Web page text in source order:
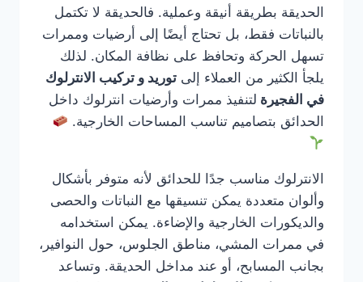
الحديقة بطريقة أنيقة وعملية. فالحديقة لا تكتمل
بالنباتات فقط، بل تحتاج أيضًا إلى أرضيات وممرات
تسهل الحركة وتحافظ على نظافة المكان. لذلك
يلجأ الكثير من العملاء إلى توريد و تركيب الانترلوك
في الفجيرة لتنفيذ ممرات وأرضيات انترلوك داخل
الحدائق بتصاميم تناسب المساحات الخارجية.
الانترلوك مناسب جدًا للحدائق لأنه متوفر بأشكال
وألوان متعددة يمكن تنسيقها مع النباتات والحصى
والديكورات الخارجية والإضاءة. يمكن استخدامه
في ممرات المشي، مناطق الجلوس، حول النوافير،
بجانب المسابح، أو عند مداخل الحديقة. وتساعد